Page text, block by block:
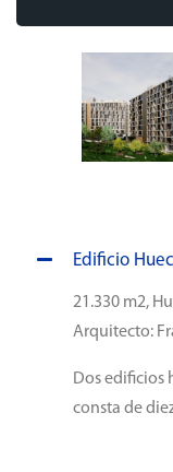
Edificio
21.330 m2,
Arquitecto:
Dos edificios
consta de